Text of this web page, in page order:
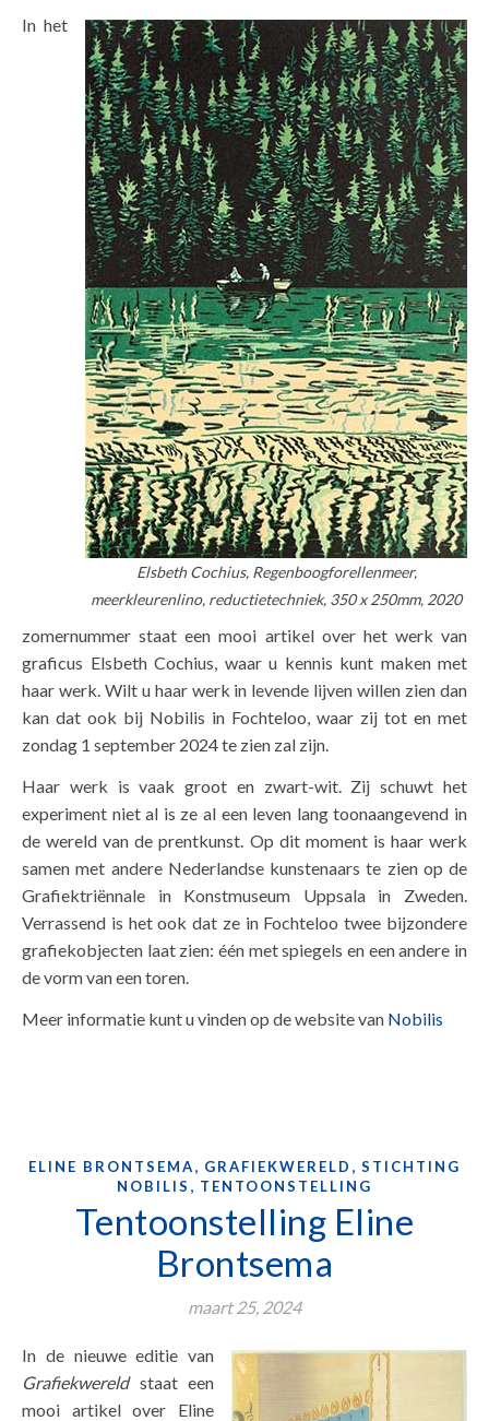
Elsbeth Cochius, Regenboogforellenmeer,
meerkleurenlino, reductietechniek, 350 x 250mm, 2020
In het
zomernummer staat een mooi artikel over het werk van
graficus Elsbeth Cochius, waar u kennis kunt maken met
haar werk. Wilt u haar werk in levende lijven willen zien dan
kan dat ook bij Nobilis in Fochteloo, waar zij tot en met
zondag 1 september 2024 te zien zal zijn.
Haar werk is vaak groot en zwart-wit. Zij schuwt het
experiment niet al is ze al een leven lang toonaangevend in
de wereld van de prentkunst. Op dit moment is haar werk
samen met andere Nederlandse kunstenaars te zien op de
Grafiektriënnale in Konstmuseum Uppsala in Zweden.
Verrassend is het ook dat ze in Fochteloo twee bijzondere
grafiekobjecten laat zien: één met spiegels en een andere in
de vorm van een toren.
Meer informatie kunt u vinden op de website van Nobilis
ELINE BRONTSEMA, GRAFIEKWERELD , STICHTING
NOBILIS , TENTOONSTELLING
Tentoonstelling Eline
Brontsema
maart 25, 2024
In de nieuwe editie van
Grafiekwereldstaat een
mooi artikel over Eline